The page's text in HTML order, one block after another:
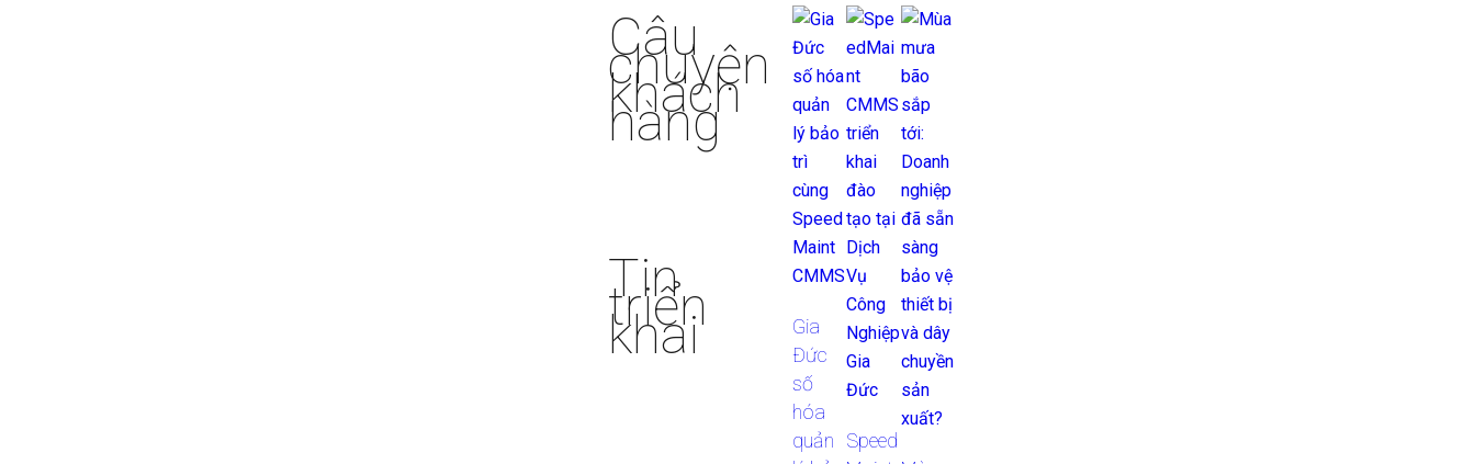
Câu
chuyện
khách
hàng
Tin
triển
khai
Gia
Đức
số
hóa
quản
Speed